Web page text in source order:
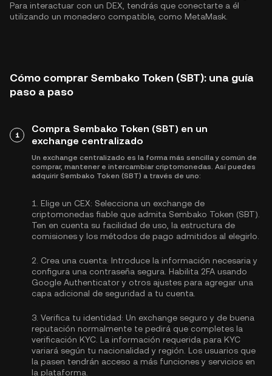
Para interactuar con un DEX, tendrás que conectarte a él
utilizando un monedero compatible, como MetaMask.
Cómo comprar Sembako Token (SBT): una guía
paso a paso
1
Compra Sembako Token (SBT) en un
exchange centralizado
Un exchange centralizado es la forma más sencilla y común de
comprar, mantener e intercambiar criptomonedas. Así puedes
adquirir Sembako Token (SBT) a través de uno:
1. Elige un CEX: Selecciona un exchange de
criptomonedas fiable que admita Sembako Token (SBT).
Ten en cuenta su facilidad de uso, la estructura de
comisiones y los métodos de pago admitidos al elegirlo.
2. Crea una cuenta: Introduce la información necesaria y
configura una contraseña segura. Habilita 2FA usando
Google Authenticatory otros ajustes para agregar una
capa adicional de seguridad a tu cuenta.
3. Verifica tu identidad: Un exchange seguro y de buena
reputación normalmente te pedirá que completes la
verificación KYC. La información requerida para KYC
variará según tu nacionalidad y región. Los usuarios que
la pasen tendrán acceso a más funciones y servicios en
la plataforma.